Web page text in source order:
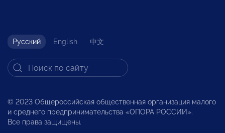
Русский English 中文
© 2023 Общероссийская общественная организация малого
и среднего предпринимательства «ОПОРА РОССИИ».
Все права защищены.